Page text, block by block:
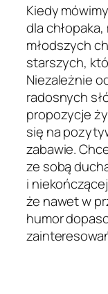
Kiedy
dla
młodszych
starszych,
Niezależnie
radosnych
propozycje
się na
zabawie.
ze sobą
i
że nawet w
humor